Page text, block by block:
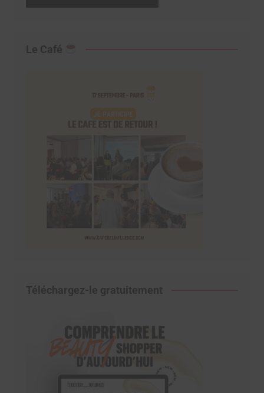
Le Café
Téléchargez-le gratuitement